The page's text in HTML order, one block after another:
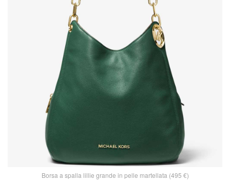
Borsa a spalla lillie grande in pelle martellata (495 €)